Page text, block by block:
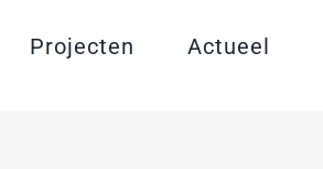
Projecten Actueel